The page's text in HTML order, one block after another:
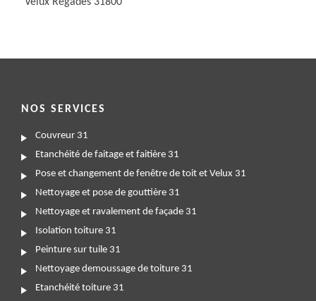
Velux Regades 31800
NOS SERVICES
Couvreur 31
Etanchéité de faitage et faitière 31
Pose et changement de fenêtre de toit et Velux 31
Nettoyage et pose de gouttière 31
Nettoyage et ravalement de façade 31
Isolation toiture 31
Peinture sur tuile 31
Nettoyage demoussage de toiture 31
Etanchéité toiture 31